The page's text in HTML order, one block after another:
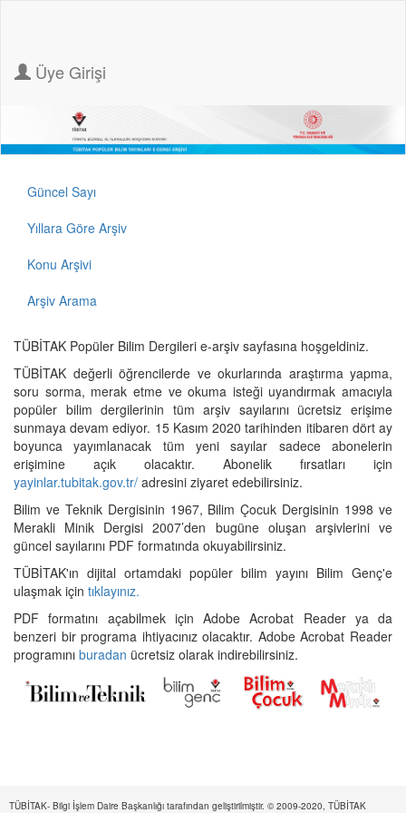
Üye Girişi
Güncel Sayı
Yıllara Göre Arşiv
Konu Arşivi
Arşiv Arama
TÜBİTAK Popüler Bilim Dergileri e-arşiv sayfasına hoşgeldiniz.
TÜBİTAK değerli öğrencilerde ve okurlarında araştırma yapma,
soru sorma, merak etme ve okuma isteği uyandırmak amacıyla
popüler bilim dergilerinin tüm arşiv sayılarını ücretsiz erişime
sunmaya devam ediyor. 15 Kasım 2020 tarihinden itibaren dört ay
boyunca yayımlanacak tüm yeni sayılar sadece abonelerin
erişimine açık olacaktır. Abonelik fırsatları için
yayinlar.tubitak.gov.tr/ adresini ziyaret edebilirsiniz.
Bilim ve Teknik Dergisinin 1967, Bilim Çocuk Dergisinin 1998 ve
Merakli Minik Dergisi 2007’den bugüne oluşan arşivlerini ve
güncel sayılarını PDF formatında okuyabilirsiniz.
TÜBİTAK'ın dijital ortamdaki popüler bilim yayını Bilim Genç'e
ulaşmak için tıklayınız.
PDF formatını açabilmek için Adobe Acrobat Reader ya da
benzeri bir programa ihtiyacınız olacaktır. Adobe Acrobat Reader
programını buradan ücretsiz olarak indirebilirsiniz.
TÜBİTAK- Bilgi İşlem Daire Başkanlığı tarafından geliştirilmiştir. © 2009-2020, TÜBİTAK